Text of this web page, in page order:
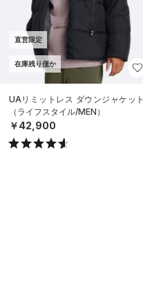
直営限定
在庫残り僅か
UAリミットレス ダウンジャケット
（ライフスタイル/MEN）
￥42,900